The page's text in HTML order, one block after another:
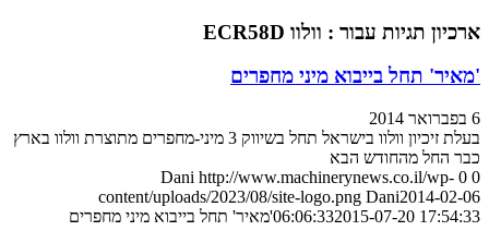
ארכיון תגיות עבור : וולוו ECR58D
'מאיר' תחל בייבוא מיני מחפרים
6 בפברואר 2014
בעלת זיכיון וולוו בישראל תחל בשיווק 3 מיני-מחפרים מתוצרת וולוו בארץ
כבר החל מהחודש הבא
0
0
Dani http://www.machinerynews.co.il/wp-
content/uploads/2023/08/site-logo.png Dani2014-02-06
06:06:332015-07-20 17:54:33
'מאיר' תחל בייבוא מיני מחפרים